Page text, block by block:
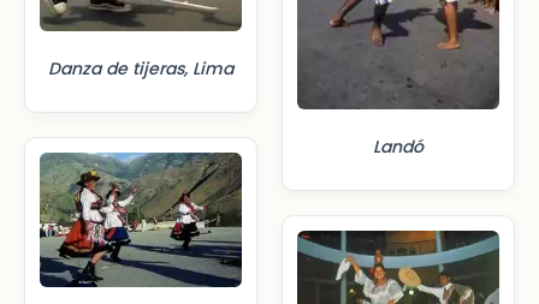
Danza de tijeras, Lima
Landó